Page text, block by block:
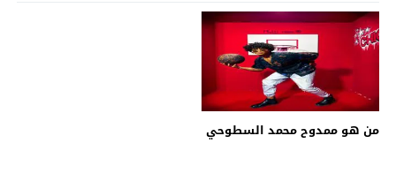
من هو ممدوح محمد السطوحي